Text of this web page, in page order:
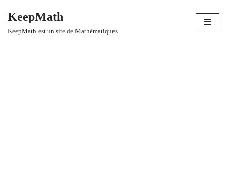
Aller
KeepMath
KeepMath est un site de Mathématiques